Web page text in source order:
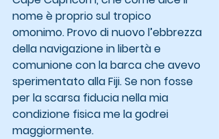
nome è proprio sul tropico
omonimo. Provo di nuovo l’ebbrezza
della navigazione in libertà e
comunione con la barca che avevo
sperimentato alla Fiji. Se non fosse
per la scarsa fiducia nella mia
condizione fisica me la godrei
maggiormente.